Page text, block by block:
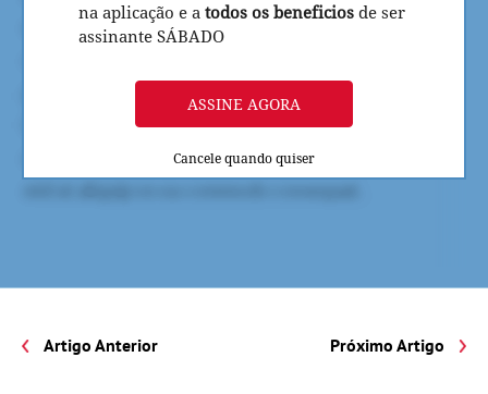
na aplicação e a todos os beneficios de ser
assinante SÁBADO
ASSINE AGORA
Cancele quando quiser
Artigo Anterior Próximo Artigo